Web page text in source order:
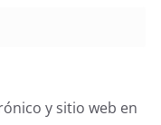
y sitio web en